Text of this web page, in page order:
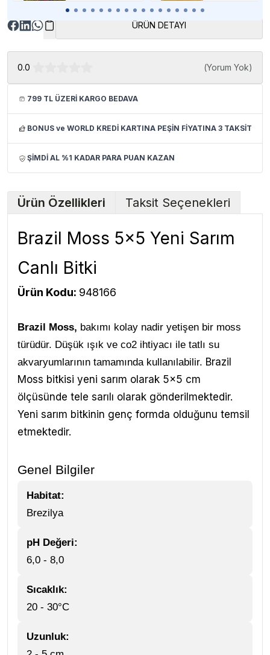
ÜRÜN DETAYI
0.0 (Yorum Yok)
799 TL ÜZERİ KARGO BEDAVA
BONUS ve WORLD KREDİ KARTINA PEŞİN FİYATINA 3 TAKSİT
ŞİMDİ AL %1 KADAR PARA PUAN KAZAN
Ürün Özellikleri Taksit Seçenekleri
Brazil Moss 5x5 Yeni Sarım
Canlı Bitki
Ürün Kodu: 948166
Brazil Moss, bakımı kolay nadir yetişen bir moss
türüdür. Düşük ışık ve co2 ihtiyacı ile tatlı su
akvaryumlarının tamamında kullanılabilir. Brazil
Moss bitkisi yeni sarım olarak 5x5 cm
ölçüsünde tele sarılı olarak gönderilmektedir.
Yeni sarım bitkinin genç formda olduğunu temsil
etmektedir.
Genel Bilgiler
Habitat:
Brezilya
pH Değeri:
6,0 - 8,0
Sıcaklık:
20 - 30°C
Uzunluk: